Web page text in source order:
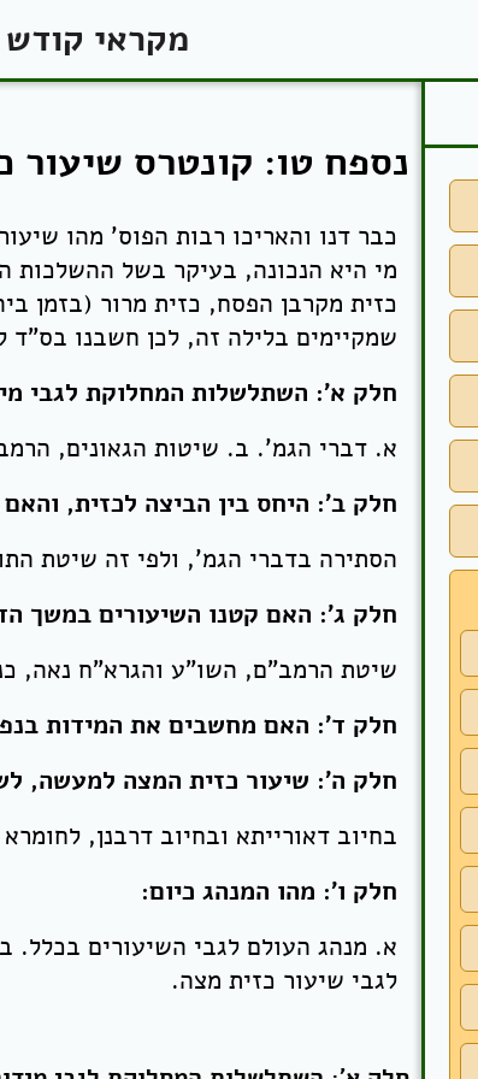
מקראי קודש
נספח טו: קונטרס שיעור
כבר דנו והאריכו רבות הפוס' מהו
מי היא הנכונה, בעיקר בשל ההשלכות
כזית מקרבן הפסח, כזית מרור (בזמן
שמקיימים בלילה זה, לכן חשבנו בס"ד
חלק א': השתלשלות המחלוקת לגבי
א. דברי הגמ'. ב. שיטות הגאונים,
חלק ב': היחס בין הביצה לכזית,
הסתירה בדברי הגמ', ולפי זה שיטת
חלק ג': האם קטנו השיעורים במשך
שיטת הרמב"ם, השו"ע והגרא"ח נאה,
חלק ד': האם מחשבים את המידות
חלק ה': שיעור כזית המצה למעשה,
בחיוב דאורייתא ובחיוב דרבנן,
חלק ו': מהו המנהג כיום:
א. מנהג העולם לגבי השיעורים בכלל.
לגבי שיעור כזית מצה.